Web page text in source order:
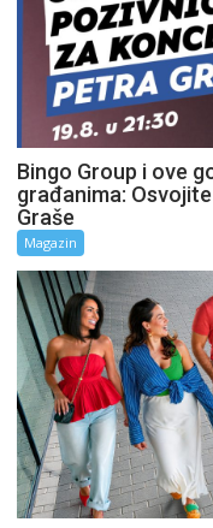
Bingo Group i ove
građanima:
Graše
Magazin